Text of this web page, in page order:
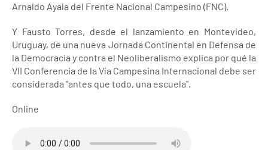
Arnaldo Ayala del Frente Nacional Campesino (FNC).
Y Fausto Torres, desde el lanzamiento en Montevideo,
Uruguay, de una nueva Jornada Continental en Defensa de
la Democracia y contra el Neoliberalismo explica por qué la
VII Conferencia de la Vía Campesina Internacional debe ser
considerada "antes que todo, una escuela".
Online